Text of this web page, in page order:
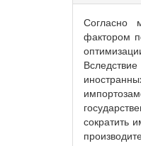
Согласно
фактором
сократить